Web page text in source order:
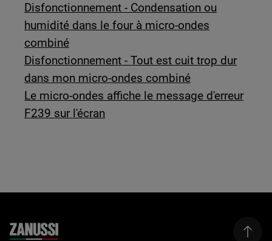
Disfonctionnement - Condensation ou
humidité dans le four à micro-ondes
combiné
Disfonctionnement - Tout est cuit trop dur
dans mon micro-ondes combiné
Le micro-ondes affiche le message d'erreur
F239 sur l'écran